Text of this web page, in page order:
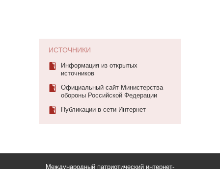
ИСТОЧНИКИ
Информация из открытых
источников
Официальный сайт Министерства
обороны Российской Федерации
Публикации в сети Интернет
Международный патриотический интернет-